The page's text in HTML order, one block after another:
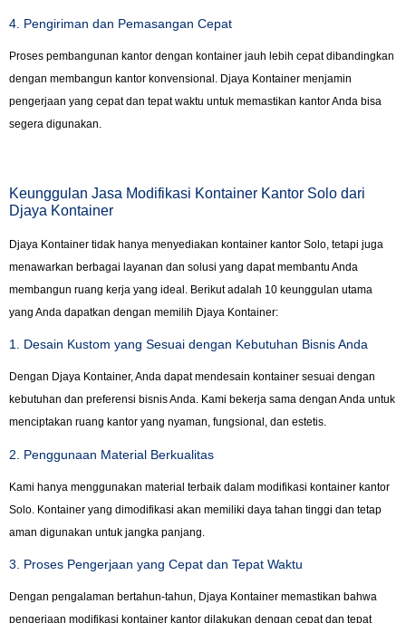
4. Pengiriman dan Pemasangan Cepat
Proses pembangunan kantor dengan kontainer jauh lebih cepat dibandingkan
dengan membangun kantor konvensional. Djaya Kontainer menjamin
pengerjaan yang cepat dan tepat waktu untuk memastikan kantor Anda bisa
segera digunakan.
Keunggulan Jasa Modifikasi Kontainer Kantor Solo dari
Djaya Kontainer
Djaya Kontainer tidak hanya menyediakan kontainer kantor Solo, tetapi juga
menawarkan berbagai layanan dan solusi yang dapat membantu Anda
membangun ruang kerja yang ideal. Berikut adalah 10 keunggulan utama
yang Anda dapatkan dengan memilih Djaya Kontainer:
1. Desain Kustom yang Sesuai dengan Kebutuhan Bisnis Anda
Dengan Djaya Kontainer, Anda dapat mendesain kontainer sesuai dengan
kebutuhan dan preferensi bisnis Anda. Kami bekerja sama dengan Anda untuk
menciptakan ruang kantor yang nyaman, fungsional, dan estetis.
2. Penggunaan Material Berkualitas
Kami hanya menggunakan material terbaik dalam modifikasi kontainer kantor
Solo. Kontainer yang dimodifikasi akan memiliki daya tahan tinggi dan tetap
aman digunakan untuk jangka panjang.
3. Proses Pengerjaan yang Cepat dan Tepat Waktu
Dengan pengalaman bertahun-tahun, Djaya Kontainer memastikan bahwa
pengerjaan modifikasi kontainer kantor dilakukan dengan cepat dan tepat